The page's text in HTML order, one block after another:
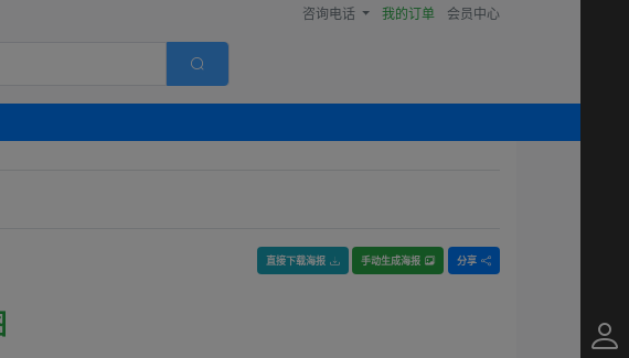
咨询电话 我的订单 会员中心
直接下载海报 手动生成海报 分享